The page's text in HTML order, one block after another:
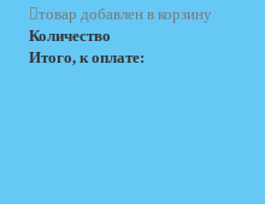
товар добавлен в корзину
Количество
Итого, к оплате: